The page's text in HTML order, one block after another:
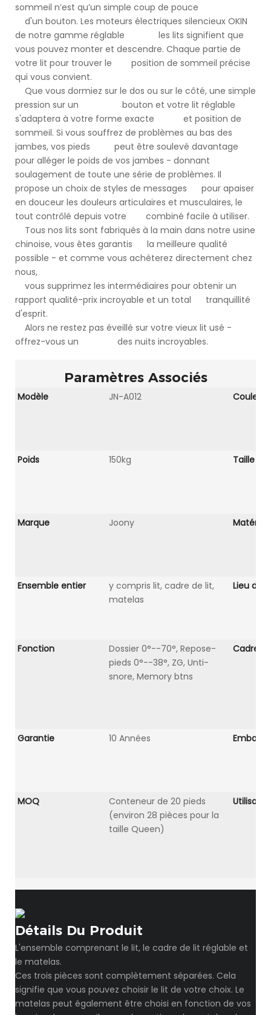
sommeil n’est qu’un simple coup de pouce
d'un bouton. Les moteurs électriques silencieux OKIN
de notre gamme réglable les lits signifient que
vous pouvez monter et descendre. Chaque partie de
votre lit pour trouver le position de sommeil précise
qui vous convient.
Que vous dormiez sur le dos ou sur le côté, une simple
pression sur un bouton et votre lit réglable
s'adaptera à votre forme exacte et position de
sommeil. Si vous souffrez de problèmes au bas des
jambes, vos pieds peut être soulevé davantage
pour alléger le poids de vos jambes - donnant
soulagement de toute une série de problèmes. Il
propose un choix de styles de messages pour apaiser
en douceur les douleurs articulaires et musculaires, le
tout contrôlé depuis votre combiné facile à utiliser.
Tous nos lits sont fabriqués à la main dans notre usine
chinoise, vous êtes garantis la meilleure qualité
possible - et comme vous achèterez directement chez
nous,
vous supprimez les intermédiaires pour obtenir un
rapport qualité-prix incroyable et un total tranquillité
d'esprit.
Alors ne restez pas éveillé sur votre vieux lit usé -
offrez-vous un des nuits incroyables.
Paramètres Associés
Modèle JN-A012 Couleur
Poids 150kg Taille
Marque Joony Matériel
Ensemble entier
y compris lit, cadre de lit,
matelas
Lieu
Fonction
Dossier 0°--70°, Repose-
pieds 0°--38°, ZG, Unti-
snore, Memory btns
Cadre
Garantie 10 Années
MOQ
Conteneur de 20 pieds
(environ 28 pièces pour la
taille Queen)
Détails Du Produit
L'ensemble comprenant le lit, le cadre de lit réglable et
le matelas.
Ces trois pièces sont complètement séparées. Cela
signifie que vous pouvez choisir le lit de votre choix. Le
matelas peut également être choisi en fonction de vos